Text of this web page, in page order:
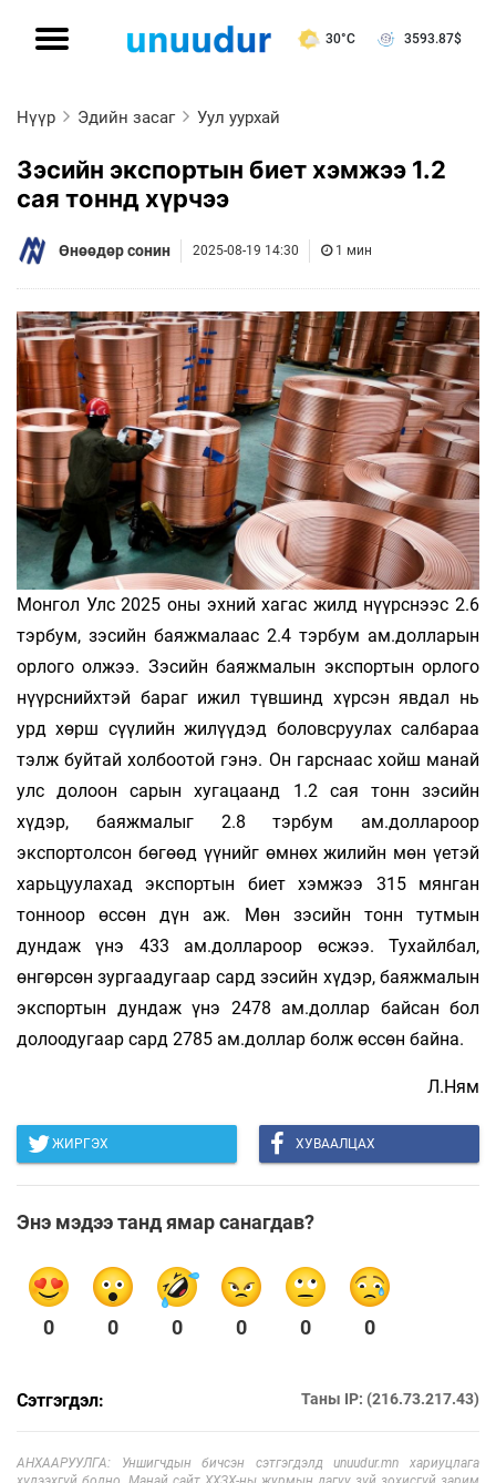
30°C 3593.87$
Нүүр Эдийн засаг Уул уурхай
Зэсийн экспортын биет хэмжээ 1.2
сая тоннд хүрчээ
Өнөөдөр сонин 2025-08-19 14:30 1 мин
Монгол Улс 2025 оны эхний хагас жилд нүүрснээс 2.6
тэрбум, зэсийн баяжмалаас 2.4 тэрбум ам.долларын
орлого олжээ. Зэсийн баяжмалын экспортын орлого
нүүрснийхтэй бараг ижил түвшинд хүрсэн явдал нь
урд хөрш сүүлийн жилүүдэд боловсруулах салбараа
тэлж буйтай холбоотой гэнэ. Он гарснаас хойш манай
улс долоон сарын хугацаанд 1.2 сая тонн зэсийн
хүдэр, баяжмалыг 2.8 тэрбум ам.доллароор
экспортолсон бөгөөд үүнийг өмнөх жилийн мөн үетэй
харьцуулахад экспортын биет хэмжээ 315 мянган
тонноор өссөн дүн аж. Мөн зэсийн тонн тутмын
дундаж үнэ 433 ам.доллароор өсжээ. Тухайлбал,
өнгөрсөн зургаадугаар сард зэсийн хүдэр, баяжмалын
экспортын дундаж үнэ 2478 ам.доллар байсан бол
долоодугаар сард 2785 ам.доллар болж өссөн байна.
Л.Ням
ЖИРГЭХ ХУВААЛЦАХ
Энэ мэдээ танд ямар санагдав?
0 0 0 0 0 0
Сэтгэгдэл: Таны IP: (216.73.217.43)
АНХААРУУЛГА: Уншигчдын бичсэн сэтгэгдэлд unuudur.mn хариуцлага